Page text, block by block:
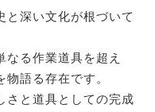
と深い文化が根づいて
る作業道具を超え
語る存在です。
さと道具としての完成